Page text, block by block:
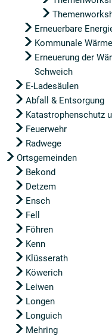
Erneuerbare
Kommunale
Erneuerung der
Schweich
E-Ladesäulen
Abfall & Entsorgung
Katastrophenschutz
Feuerwehr
Radwege
Ortsgemeinden
Bekond
Detzem
Ensch
Fell
Föhren
Kenn
Klüsserath
Köwerich
Leiwen
Longen
Longuich
Mehring